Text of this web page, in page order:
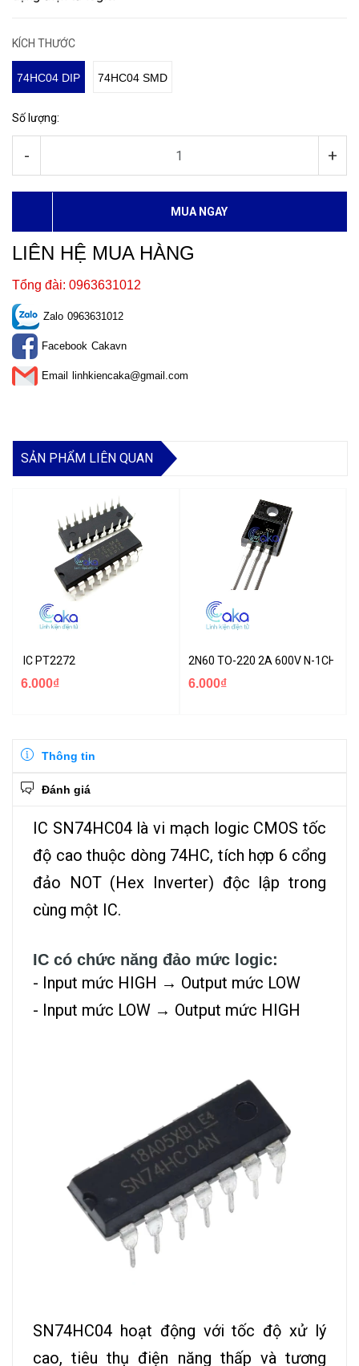
KÍCH THƯỚC
74HC04 DIP 74HC04 SMD
Số lượng:
- +
MUA NGAY
LIÊN HỆ MUA HÀNG
Tổng đài: 0963631012
Zalo 0963631012
Facebook Cakavn
Email linhkiencaka@gmail.com
SẢN PHẨM LIÊN QUAN
IC PT2272
6.000₫
2N60 TO-220 2A 600V N-1CH
6.000₫
Thông tin
Đánh giá
IC SN74HC04 là vi mạch logic CMOS tốc
độ cao thuộc dòng 74HC, tích hợp 6 cổng
đảo NOT (Hex Inverter) độc lập trong
cùng một IC.
IC có chức năng đảo mức logic:
- Input mức HIGH → Output mức LOW
- Input mức LOW → Output mức HIGH
SN74HC04 hoạt động với tốc độ xử lý
cao, tiêu thụ điện năng thấp và tương